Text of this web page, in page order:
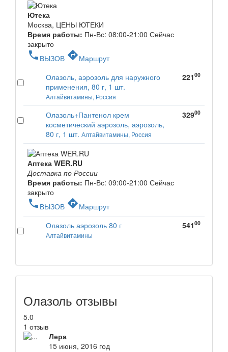
Ютека
Москва, ЦЕНЫ ЮТЕКИ
Время работы: Пн-Вс: 08:00-21:00 Сейчас
закрыто
phone ВЫЗОВ directionsМаршрут
Олазоль, аэрозоль для наружного
применения, 80 г, 1 шт.
Алтайвитамины, Россия
22100
Олазоль+Пантенол крем
косметический аэрозоль, аэрозоль,
80 г, 1 шт. Алтайвитамины, Россия
32900
Аптека WER.RU
Доставка по России
Время работы: Пн-Вс: 09:00-21:00 Сейчас
закрыто
phone ВЫЗОВ directionsМаршрут
Олазоль аэрозоль 80 г
Алтайвитамины
54100
Олазоль отзывы
5.0
1 отзыв
Лера
15 июня, 2016 год